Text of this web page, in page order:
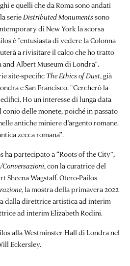
e quelli che da Roma sono andati
serieDistributed Monumentssono
di New York la scorsa
è “entusiasta di vedere la Colonna
a rivisitare il calco che ho tratto
Albert Museum di Londra”.
site-specific The Ethics of Dust, già
e San Francisco. “Cercherò la
Ho un interesse di lunga data
delle monete, poiché in passato
antiche miniere d’argento romane.
zecca romana”.
ha partecipato a “Roots of the City”,
, con la curatrice del
Wagstaff. Otero-Pailos
, la mostra della primavera 2022
dalla direttrice artistica ad interim
ad interimElizabeth Rodini.
alla Westminster Hall di Londra nel
Eckersley.